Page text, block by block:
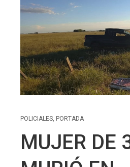
POLICIALES, PORTADA
MUJER DE